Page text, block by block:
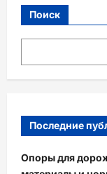
Поиск
Последние
Опоры для